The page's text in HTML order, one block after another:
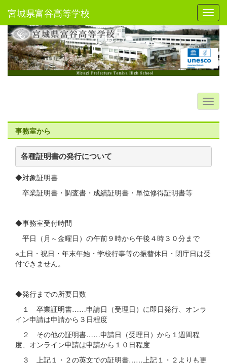
宮城県富谷高等学校
事務室から
各種証明書の発行について
◆対象証明書
卒業証明書・調査書・成績証明書・単位修得証明書等
◆事務室受付時間
平日（月～金曜日）の午前９時から午後４時３０分まで
※土日・祝日・年末年始・学校行事等の振替休日・閉庁日は受
付できません。
◆発行までの所要日数
１ 卒業証明書……申請日（受理日）に即日発行、オンラ
イン申請は申請から３日程度
２ その他の証明書……申請日（受理日）から１週間程
度、オンライン申請は申請から１０日程度
３ 上記１・２の英文での証明書……上記１・２よりも更